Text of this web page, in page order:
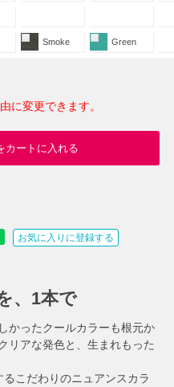
Smoke Green
に変更できます。
カートに入れる
お気に入りに登録する
、1本で
かったクールカラーも根元か
リアな発色と、生まれもった
こだわりのニュアンスカラ